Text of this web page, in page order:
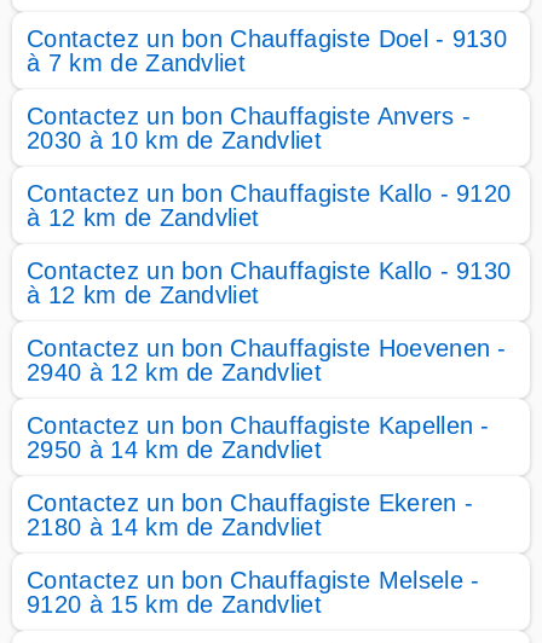
Contactez un bon Chauffagiste Doel - 9130
à 7 km de Zandvliet
Contactez un bon Chauffagiste Anvers -
2030 à 10 km de Zandvliet
Contactez un bon Chauffagiste Kallo - 9120
à 12 km de Zandvliet
Contactez un bon Chauffagiste Kallo - 9130
à 12 km de Zandvliet
Contactez un bon Chauffagiste Hoevenen -
2940 à 12 km de Zandvliet
Contactez un bon Chauffagiste Kapellen -
2950 à 14 km de Zandvliet
Contactez un bon Chauffagiste Ekeren -
2180 à 14 km de Zandvliet
Contactez un bon Chauffagiste Melsele -
9120 à 15 km de Zandvliet